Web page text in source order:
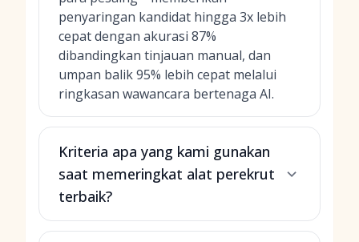
penyaringan kandidat hingga 3x lebih
cepat dengan akurasi 87%
dibandingkan tinjauan manual, dan
umpan balik 95% lebih cepat melalui
ringkasan wawancara bertenaga AI.
Kriteria apa yang kami gunakan
saat memeringkat alat perekrut
terbaik?